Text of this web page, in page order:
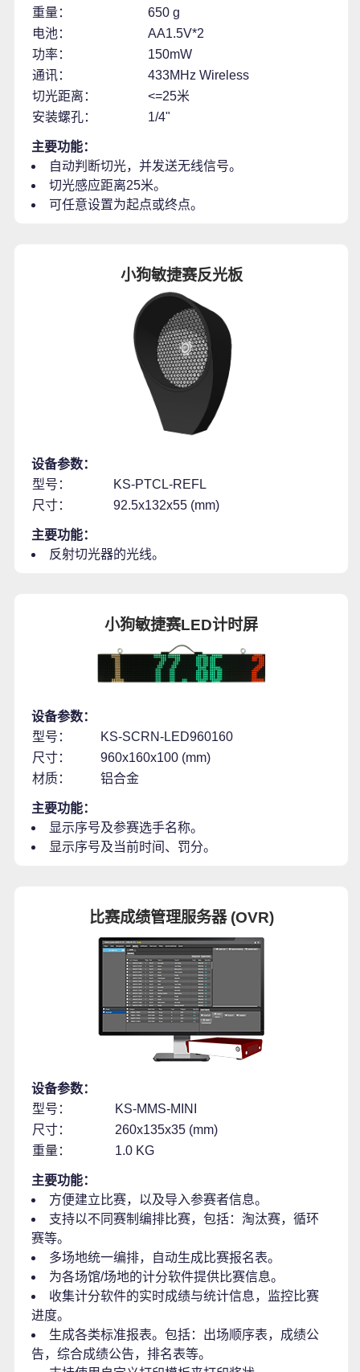
重量：
650 g
电池：
AA1.5V*2
功率：
150mW
通讯：
433MHz Wireless
切光距离：
<=25米
安装螺孔：
1/4"
主要功能：
自动判断切光，并发送无线信号。
切光感应距离25米。
可任意设置为起点或终点。
小狗敏捷赛反光板
设备参数：
型号：
KS-PTCL-REFL
尺寸：
92.5x132x55 (mm)
主要功能：
反射切光器的光线。
小狗敏捷赛LED计时屏
设备参数：
型号：
KS-SCRN-LED960160
尺寸：
960x160x100 (mm)
材质：
铝合金
主要功能：
显示序号及参赛选手名称。
显示序号及当前时间、罚分。
比赛成绩管理服务器 (OVR)
设备参数：
型号：
KS-MMS-MINI
尺寸：
260x135x35 (mm)
重量：
1.0 KG
主要功能：
方便建立比赛，以及导入参赛者信息。
支持以不同赛制编排比赛，包括：淘汰赛，循环
赛等。
多场地统一编排，自动生成比赛报名表。
为各场馆/场地的计分软件提供比赛信息。
收集计分软件的实时成绩与统计信息，监控比赛
进度。
生成各类标准报表。包括：出场顺序表，成绩公
告，综合成绩公告，排名表等。